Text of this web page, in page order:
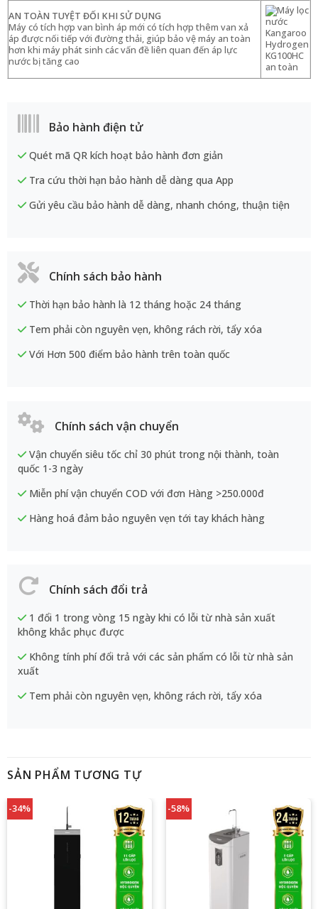
AN TOÀN TUYỆT ĐỐI KHI SỬ DỤNG
Máy có tích hợp van bình áp mới có tích hợp thêm van xả
áp được nối tiếp với đường thải, giúp bảo vệ máy an toàn
hơn khi máy phát sinh các vấn đề liên quan đến áp lực
nước bị tăng cao
Bảo hành điện tử
Quét mã QR kích hoạt bảo hành đơn giản
Tra cứu thời hạn bảo hành dễ dàng qua App
Gửi yêu cầu bảo hành dễ dàng, nhanh chóng, thuận tiện
Chính sách bảo hành
Thời hạn bảo hành là 12 tháng hoặc 24 tháng
Tem phải còn nguyên vẹn, không rách rời, tẩy xóa
Với Hơn 500 điểm bảo hành trên toàn quốc
Chính sách vận chuyển
Vận chuyển siêu tốc chỉ 30 phút trong nội thành, toàn
quốc 1-3 ngày
Miễn phí vận chuyển COD với đơn Hàng >250.000đ
Hàng hoá đảm bảo nguyên vẹn tới tay khách hàng
Chính sách đổi trả
1 đổi 1 trong vòng 15 ngày khi có lỗi từ nhà sản xuất
không khắc phục được
Không tính phí đổi trả với các sản phẩm có lỗi từ nhà sản
xuất
Tem phải còn nguyên vẹn, không rách rời, tẩy xóa
SẢN PHẨM TƯƠNG TỰ
-34% -58%